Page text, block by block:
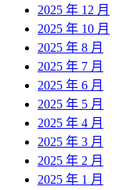
2025 年 12 月
2025 年 10 月
2025 年 8 月
2025 年 7 月
2025 年 6 月
2025 年 5 月
2025 年 4 月
2025 年 3 月
2025 年 2 月
2025 年 1 月